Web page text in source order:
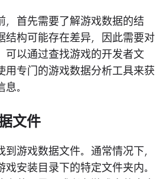
，首先需要了解游戏数据的结
结构可能存在差异，因此需要对
可以通过查找游戏的开发者文
用专门的游戏数据分析工具来获
。
文件
游戏数据文件。通常情况下，
戏安装目录下的特定文件夹内。